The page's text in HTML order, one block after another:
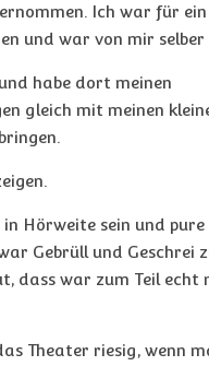
Ich war für ein
und war von mir selber
habe dort meinen
gleich mit meinen
Hörweite sein und pure
Gebrüll und Geschrei
dass war zum Teil echt
Theater riesig, wenn